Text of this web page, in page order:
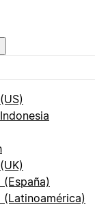
(España)
(Latinoamérica)